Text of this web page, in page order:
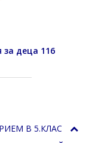
деца 116
В 5.КЛАС